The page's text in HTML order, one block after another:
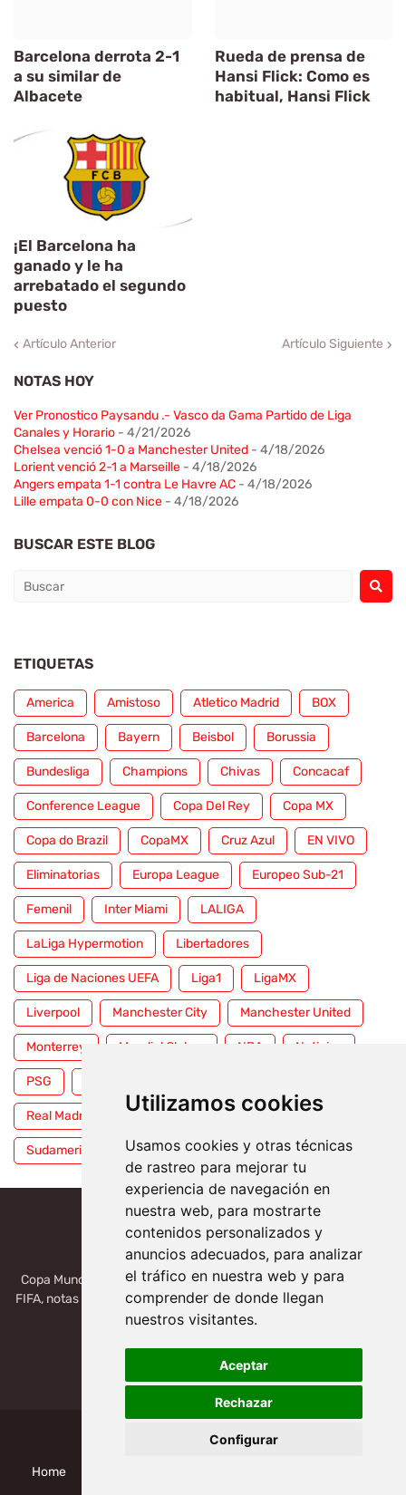
Utilizamos cookies
Usamos cookies y otras técnicas
de rastreo para mejorar tu
experiencia de navegación en
nuestra web, para mostrarte
contenidos personalizados y
anuncios adecuados, para analizar
el tráfico en nuestra web y para
comprender de donde llegan
nuestros visitantes.
Aceptar
Rechazar
Configurar
Barcelona derrota 2-1
a su similar de
Albacete
Rueda de prensa de
Hansi Flick: Como es
habitual, Hansi Flick
¡El Barcelona ha
ganado y le ha
arrebatado el segundo
puesto
Artículo Anterior Artículo Siguiente
NOTAS HOY
Ver Pronostico Paysandu .- Vasco da Gama Partido de Liga
Canales y Horario - 4/21/2026
Chelsea venció 1-0 a Manchester United - 4/18/2026
Lorient venció 2-1 a Marseille - 4/18/2026
Angers empata 1-1 contra Le Havre AC - 4/18/2026
Lille empata 0-0 con Nice - 4/18/2026
BUSCAR ESTE BLOG
ETIQUETAS
America Amistoso Atletico Madrid BOX
Barcelona Bayern Beisbol Borussia
Bundesliga Champions Chivas Concacaf
Conference League Copa Del Rey Copa MX
Copa do Brazil CopaMX Cruz Azul EN VIVO
Eliminatorias Europa League Europeo Sub-21
Femenil Inter Miami LALIGA
LaLiga Hypermotion Libertadores
Liga de Naciones UEFA Liga1 LigaMX
Liverpool Manchester City Manchester United
Monterrey Mundial Clubes NBA Noticias
PSG
Real Madrid Selección Mexicana Serie A
Sudamericana Tigres Toluca UFC WWE
Copa Mundial 2026, México, USA, Canadá: Copa del Mundo de la
FIFA, notas deportivas de la liga de Serie A, Liga MX, LALIGA. Toda
la información del futbol mundial.
Mundial de Clubes 2025
Home